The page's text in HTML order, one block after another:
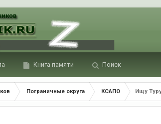
Книга памяти Поиск
Пограничные округа КСАПО Ищу